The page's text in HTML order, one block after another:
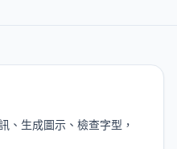
、生成圖示、檢查字型，